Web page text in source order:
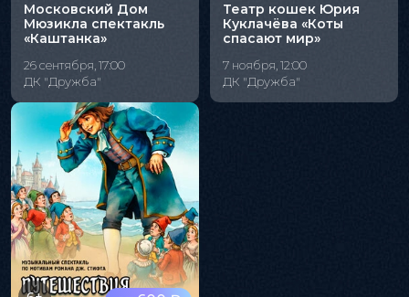
Московский Дом
Мюзикла спектакль
«Каштанка»
26 сентября, 17:00
ДК "Дружба"
Театр кошек Юрия
Куклачёва «Коты
спасают мир»
7 ноября, 12:00
ДК "Дружба"